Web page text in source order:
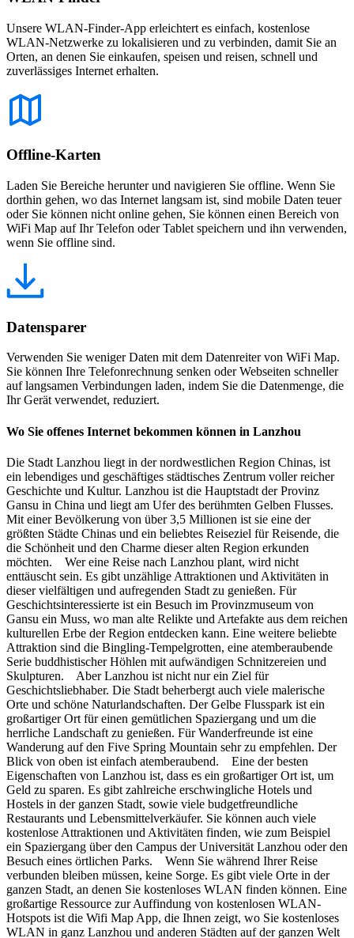
Unsere WLAN-Finder-App erleichtert es einfach, kostenlose
WLAN-Netzwerke zu lokalisieren und zu verbinden, damit Sie an
Orten, an denen Sie einkaufen, speisen und reisen, schnell und
zuverlässiges Internet erhalten.
Offline-Karten
Laden Sie Bereiche herunter und navigieren Sie offline. Wenn Sie
dorthin gehen, wo das Internet langsam ist, sind mobile Daten teuer
oder Sie können nicht online gehen, Sie können einen Bereich von
WiFi Map auf Ihr Telefon oder Tablet speichern und ihn verwenden,
wenn Sie offline sind.
Datensparer
Verwenden Sie weniger Daten mit dem Datenreiter von WiFi Map.
Sie können Ihre Telefonrechnung senken oder Webseiten schneller
auf langsamen Verbindungen laden, indem Sie die Datenmenge, die
Ihr Gerät verwendet, reduziert.
Wo Sie offenes Internet bekommen können in Lanzhou
Die Stadt Lanzhou liegt in der nordwestlichen Region Chinas, ist
ein lebendiges und geschäftiges städtisches Zentrum voller reicher
Geschichte und Kultur. Lanzhou ist die Hauptstadt der Provinz
Gansu in China und liegt am Ufer des berühmten Gelben Flusses.
Mit einer Bevölkerung von über 3,5 Millionen ist sie eine der
größten Städte Chinas und ein beliebtes Reiseziel für Reisende, die
die Schönheit und den Charme dieser alten Region erkunden
möchten. Wer eine Reise nach Lanzhou plant, wird nicht
enttäuscht sein. Es gibt unzählige Attraktionen und Aktivitäten in
dieser vielfältigen und aufregenden Stadt zu genießen. Für
Geschichtsinteressierte ist ein Besuch im Provinzmuseum von
Gansu ein Muss, wo man alte Relikte und Artefakte aus dem reichen
kulturellen Erbe der Region entdecken kann. Eine weitere beliebte
Attraktion sind die Bingling-Tempelgrotten, eine atemberaubende
Serie buddhistischer Höhlen mit aufwändigen Schnitzereien und
Skulpturen. Aber Lanzhou ist nicht nur ein Ziel für
Geschichtsliebhaber. Die Stadt beherbergt auch viele malerische
Orte und schöne Naturlandschaften. Der Gelbe Flusspark ist ein
großartiger Ort für einen gemütlichen Spaziergang und um die
herrliche Landschaft zu genießen. Für Wanderfreunde ist eine
Wanderung auf den Five Spring Mountain sehr zu empfehlen. Der
Blick von oben ist einfach atemberaubend. Eine der besten
Eigenschaften von Lanzhou ist, dass es ein großartiger Ort ist, um
Geld zu sparen. Es gibt zahlreiche erschwingliche Hotels und
Hostels in der ganzen Stadt, sowie viele budgetfreundliche
Restaurants und Lebensmittelverkäufer. Sie können auch viele
kostenlose Attraktionen und Aktivitäten finden, wie zum Beispiel
ein Spaziergang über den Campus der Universität Lanzhou oder den
Besuch eines örtlichen Parks. Wenn Sie während Ihrer Reise
verbunden bleiben müssen, keine Sorge. Es gibt viele Orte in der
ganzen Stadt, an denen Sie kostenloses WLAN finden können. Eine
großartige Ressource zur Auffindung von kostenlosen WLAN-
Hotspots ist die Wifi Map App, die Ihnen zeigt, wo Sie kostenloses
WLAN in ganz Lanzhou und anderen Städten auf der ganzen Welt